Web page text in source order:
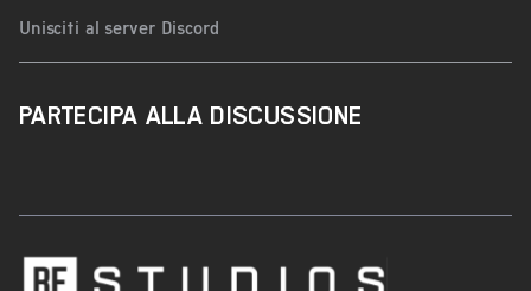
Unisciti al server Discord
PARTECIPA ALLA DISCUSSIONE